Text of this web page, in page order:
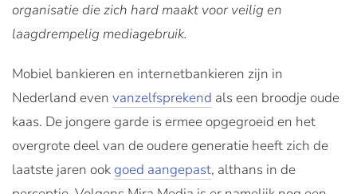
organisatie die zich hard maakt voor veilig en
laagdrempelig mediagebruik.
Mobiel bankieren en internetbankieren zijn in
Nederland even vanzelfsprekend als een broodje oude
kaas. De jongere garde is ermee opgegroeid en het
overgrote deel van de oudere generatie heeft zich de
laatste jaren ookgoed aangepast, althans in de